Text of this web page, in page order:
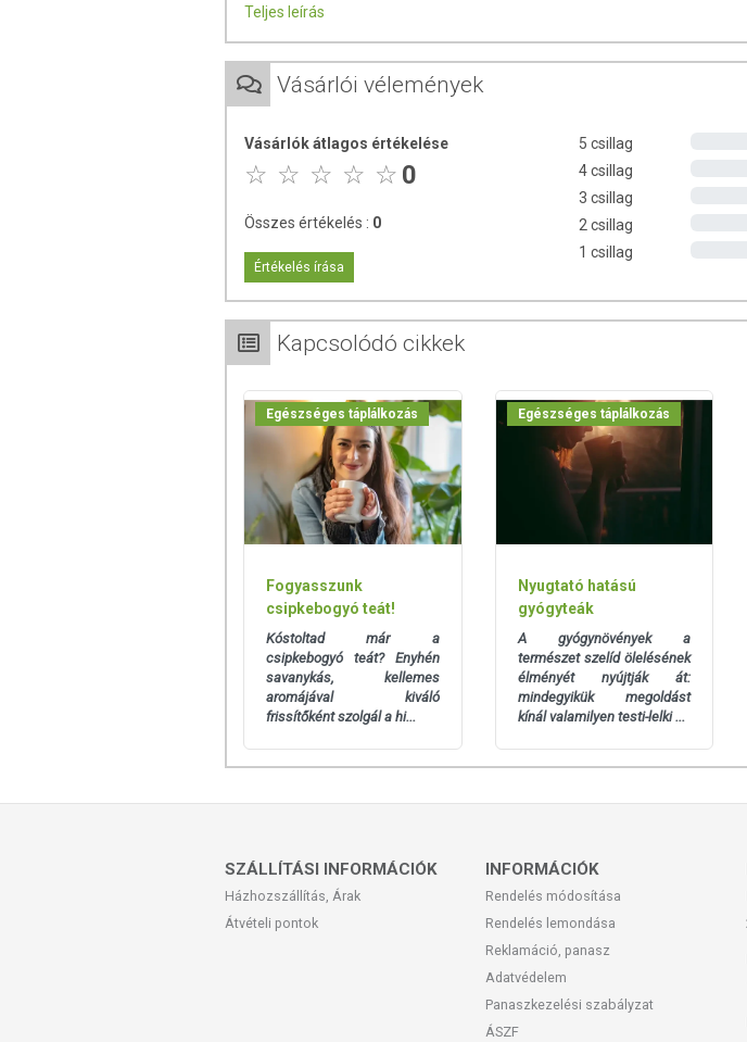
Összetevők:
Tárolás: Száraz, hűvös helyen.
Teljes leírás
Vásárlói vélemények
Vásárlók átlagos értékelése
0
Összes értékelés : 0
Értékelés írása
5 csillag
4 csillag
3 csillag
2 csillag
1 csillag
Kapcsolódó cikkek
Egészséges táplálkozás
Fogyasszunk
csipkebogyó teát!
Kóstoltad már a
csipkebogyó teát? Enyhén
savanykás, kellemes
aromájával kiváló
frissítőként szolgál a hi...
Egészséges táplálkozás
Nyugtató hatású
gyógyteák
A gyógynövények a
természet szelíd ölelésének
élményét nyújtják át:
mindegyikük megoldást
kínál valamilyen testi-lelki ...
SZÁLLÍTÁSI INFORMÁCIÓK
Házhozszállítás, Árak
Átvételi pontok
INFORMÁCIÓK
Rendelés módosítása
Rendelés lemondása
Reklamáció, panasz
Adatvédelem
Panaszkezelési szabályzat
ÁSZF